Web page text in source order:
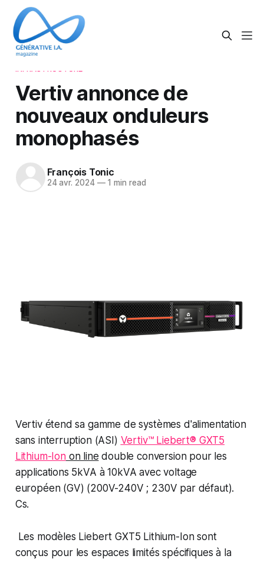
Vertiv annonce de
nouveaux onduleurs
monophasés
François Tonic
24 avr. 2024 —1 min read
Vertiv étend sa gamme de systèmes d'alimentation
sans interruption (ASI) Vertiv™ Liebert® GXT5
Lithium-Ionon line double conversion pour les
applications 5kVA à 10kVA avec voltage
européen (GV) (200V-240V ; 230V par défaut).
Cs.
Les modèles Liebert GXT5 Lithium-Ion sont
conçus pour les espaces limités spécifiques à la